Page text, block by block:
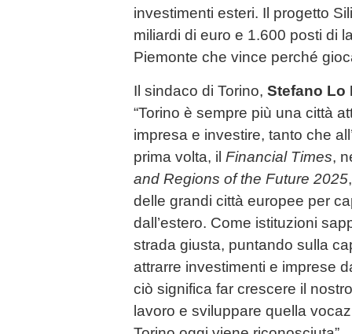
investimenti esteri. Il progetto
miliardi di euro e 1.600 posti di
Piemonte che vince perché
Il sindaco di Torino, Stefano Lo
“Torino è sempre più una città
impresa e investire, tanto che
prima volta, il Financial Times,
and Regions of the Future 2025
delle grandi città europee per
dall’estero. Come istituzioni
strada giusta, puntando sulla
attrarre investimenti e imprese
ciò significa far crescere il
lavoro e sviluppare quella